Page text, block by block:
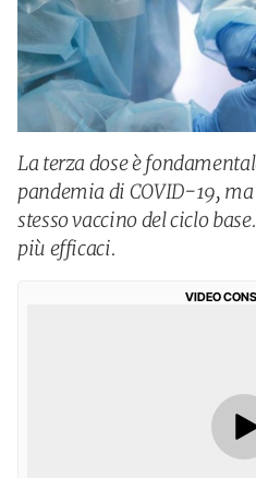
La terza dose è
pandemia di COVID-19,
stesso vaccino del ciclo
più efficaci.
VIDEO